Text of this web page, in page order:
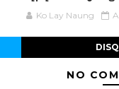
Ko Lay Naung
NO